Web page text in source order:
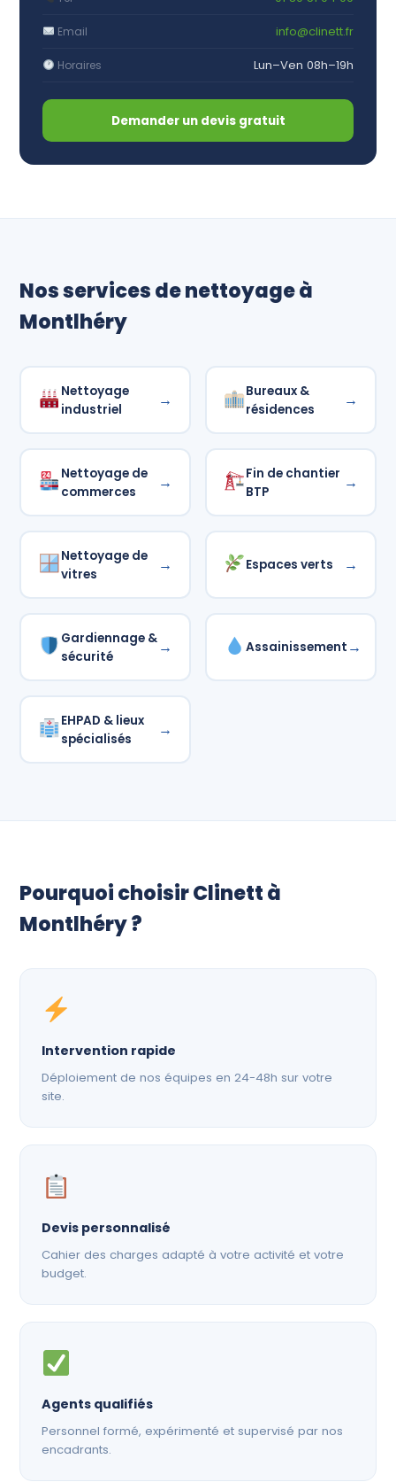
Email info@clinett.fr
Horaires Lun–Ven 08h–19h
Demander un devis gratuit
Nos services de nettoyage à
Montlhéry
Nettoyage
industriel
→
Bureaux &
résidences
→
Nettoyage de
commerces
→
Fin de chantier
BTP
→
Nettoyage de
vitres
→ Espaces verts →
Gardiennage &
sécurité
→ Assainissement →
EHPAD & lieux
spécialisés
→
Pourquoi choisir Clinett à
Montlhéry ?
Intervention rapide
Déploiement de nos équipes en 24-48h sur votre
site.
Devis personnalisé
Cahier des charges adapté à votre activité et votre
budget.
Agents qualifiés
Personnel formé, expérimenté et supervisé par nos
encadrants.